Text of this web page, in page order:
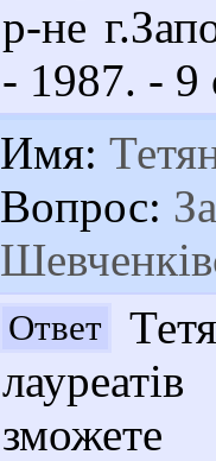
р-не
- 1987. - 9
Имя:
Вопрос:
Ответ